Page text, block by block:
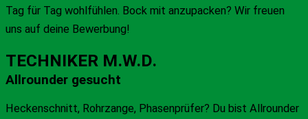
Tag für Tag wohlfühlen. Bock mit anzupacken? Wir freuen
uns auf deine Bewerbung!
TECHNIKER M.W.D.
Allrounder gesucht
Heckenschnitt, Rohrzange, Phasenprüfer? Du bist Allrounder